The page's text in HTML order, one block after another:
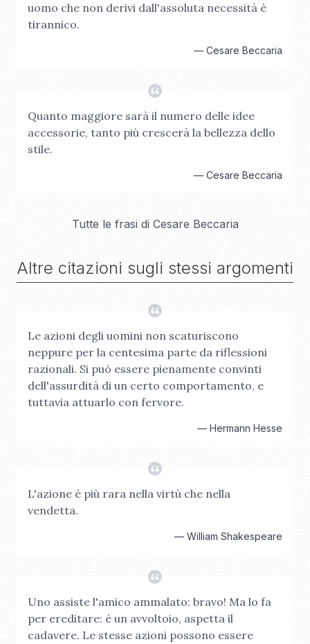
uomo che non derivi dall'assoluta necessità è
tirannico.
— Cesare Beccaria
Quanto maggiore sarà il numero delle idee
accessorie, tanto più crescerà la bellezza dello
stile.
— Cesare Beccaria
Tutte le frasi di Cesare Beccaria
Altre citazioni sugli stessi argomenti
Le azioni degli uomini non scaturiscono
neppure per la centesima parte da riflessioni
razionali. Si può essere pienamente convinti
dell'assurdità di un certo comportamento, e
tuttavia attuarlo con fervore.
— Hermann Hesse
L'azione è più rara nella virtù che nella
vendetta.
— William Shakespeare
Uno assiste l'amico ammalato: bravo! Ma lo fa
per ereditare: è un avvoltoio, aspetta il
cadavere. Le stesse azioni possono essere